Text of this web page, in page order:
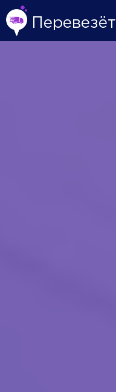
Перевезёт